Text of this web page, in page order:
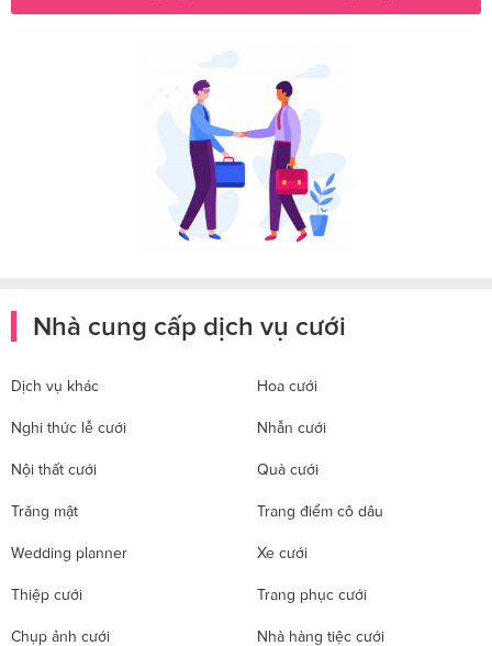
Nhà cung cấp dịch vụ cưới
Dịch vụ khác Hoa cưới
Nghi thức lễ cưới Nhẫn cưới
Nội thất cưới Quà cưới
Trăng mật Trang điểm cô dâu
Wedding planner Xe cưới
Thiệp cưới Trang phục cưới
Chụp ảnh cưới Nhà hàng tiệc cưới